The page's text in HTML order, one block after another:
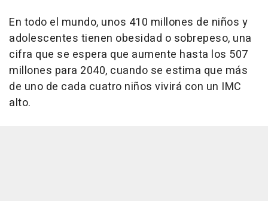
En todo el mundo, unos 410 millones de niños y
adolescentes tienen obesidad o sobrepeso, una
cifra que se espera que aumente hasta los 507
millones para 2040, cuando se estima que más
de uno de cada cuatro niños vivirá con un IMC
alto.